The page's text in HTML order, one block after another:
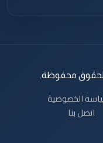
الخصوصية
اتصل بنا